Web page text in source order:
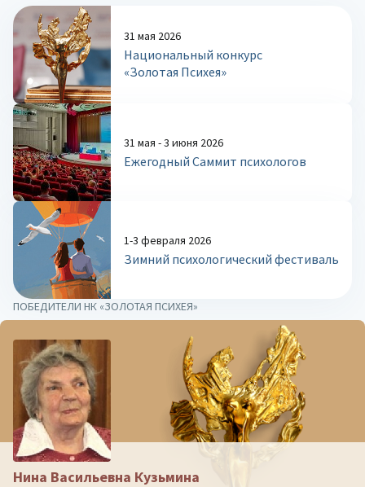
31 мая 2026
Национальный конкурс
«Золотая Психея»
31 мая - 3 июня 2026
Ежегодный Саммит психологов
1-3 февраля 2026
Зимний психологический фестиваль
ПОБЕДИТЕЛИ НК «ЗОЛОТАЯ ПСИХЕЯ»
Нина Васильевна Кузьмина